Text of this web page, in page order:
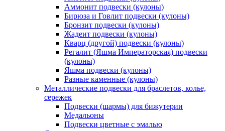
Аммонит подвески (кулоны)
Бирюза и Говлит подвески (кулоны)
Бронзит подвески (кулоны)
Жадеит подвески (кулоны)
Кварц (другой) подвески (кулоны)
Регалит (Яшма Императорская) подвески
(кулоны)
Яшма подвески (кулоны)
Разные каменные (кулоны)
Металлические подвески для браслетов, колье,
сережек
Подвески (шармы) для бижутерии
Медальоны
Подвески цветные с эмалью